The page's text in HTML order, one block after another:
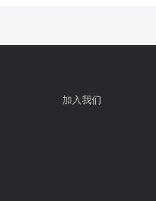
加入我们